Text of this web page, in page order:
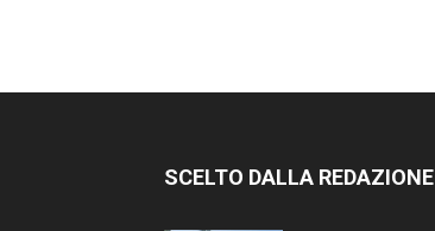
SCELTO DALLA REDAZIONE